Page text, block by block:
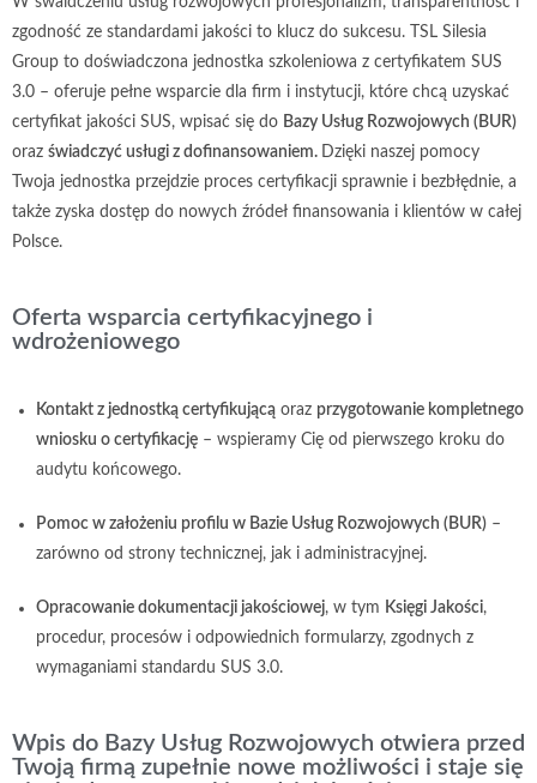
zgodność ze standardami jakości to klucz do sukcesu. TSL Silesia
Group to doświadczona jednostka szkoleniowa z certyfikatem SUS
3.0 – oferuje pełne wsparcie dla firm i instytucji, które chcą uzyskać
certyfikat jakości SUS, wpisać się do Bazy Usług Rozwojowych (BUR)
oraz świadczyć usługi z dofinansowaniem. Dzięki naszej pomocy
Twoja jednostka przejdzie proces certyfikacji sprawnie i bezbłędnie, a
także zyska dostęp do nowych źródeł finansowania i klientów w całej
Polsce.
Oferta wsparcia certyfikacyjnego i
wdrożeniowego
Kontakt z jednostką certyfikującą oraz przygotowanie kompletnego
wniosku o certyfikację – wspieramy Cię od pierwszego kroku do
audytu końcowego.
Pomoc w założeniu profilu w Bazie Usług Rozwojowych (BUR) –
zarówno od strony technicznej, jak i administracyjnej.
Opracowanie dokumentacji jakościowej, w tym Księgi Jakości,
procedur, procesów i odpowiednich formularzy, zgodnych z
wymaganiami standardu SUS 3.0.
Wpis do Bazy Usług Rozwojowych otwiera przed
Twoją firmą zupełnie nowe możliwości i staje się